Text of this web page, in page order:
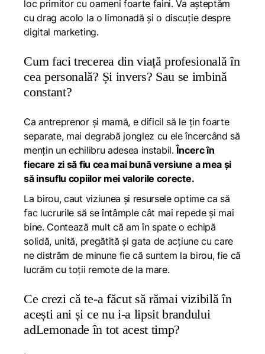
loc primitor cu oameni foarte faini. Va așteptăm
cu drag acolo la o limonadă și o discuție despre
digital marketing.
Cum faci trecerea din viață profesională în
cea personală? Și invers? Sau se imbină
constant?
Ca antreprenor și mamă, e dificil să le țin foarte
separate, mai degrabă jonglez cu ele încercând să
mențin un echilibru adesea instabil.Încerc în
fiecare zi să fiu cea mai bună versiune a mea și
să insuflu copiilor mei valorile corecte.
La birou, caut viziunea și resursele optime ca să
fac lucrurile să se întâmple cât mai repede și mai
bine. Contează mult că am în spate o echipă
solidă, unită, pregătită și gata de acțiune cu care
ne distrăm de minune fie că suntem la birou, fie că
lucrăm cu toții remote de la mare.
Ce crezi că te-a făcut să rămai vizibilă în
acești ani și ce nu i-a lipsit brandului
adLemonade în tot acest timp?